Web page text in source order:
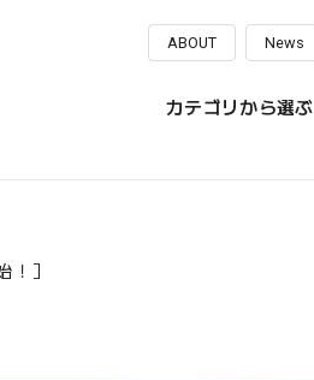
ABOUT News
カテゴリから選ぶ
！］